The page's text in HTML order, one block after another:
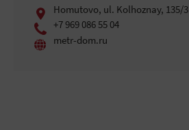
Homutovo, ul. Kolhoznay, 135/3
+7 969 086 55 04
metr-dom.ru